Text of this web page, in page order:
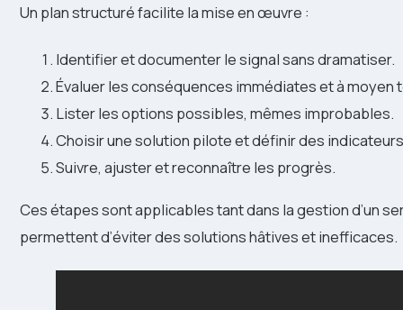
Un plan structuré facilite la mise en œuvre :
Identifier et documenter le signal sans dramatiser.
Évaluer les conséquences immédiates et à moyen
Lister les options possibles, mêmes improbables.
Choisir une solution pilote et définir des
Suivre, ajuster et reconnaître les progrès.
Ces étapes sont applicables tant dans la gestion d’un
permettent d’éviter des solutions hâtives et inefficaces.